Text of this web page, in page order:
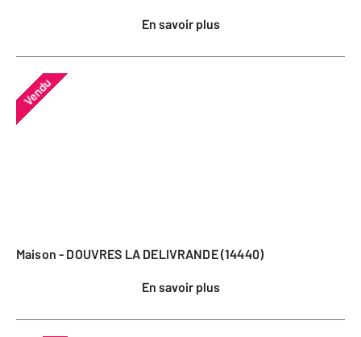
En savoir plus
Vendu
Maison - DOUVRES LA DELIVRANDE (14440)
En savoir plus